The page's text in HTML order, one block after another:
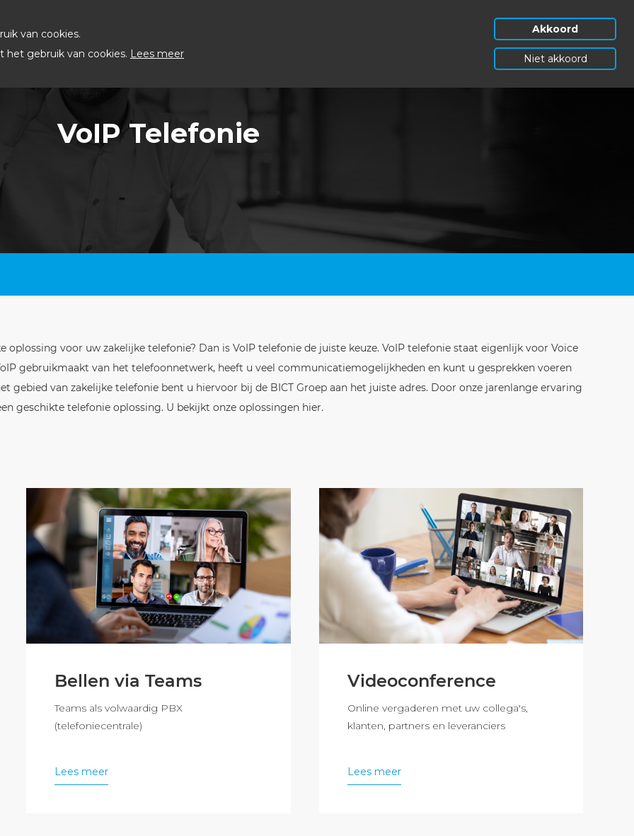
van cookies.
het gebruik van cookies. Lees meer
Akkoord
Niet akkoord
VoIP Telefonie
voor uw zakelijke telefonie? Dan is VoIP telefonie de juiste keuze. VoIP telefonie staat eigenlijk voor Voice
gebruikmaakt van het telefoonnetwerk, heeft u veel communicatiemogelijkheden en kunt u gesprekken voeren
gebied van zakelijke telefonie bent u hiervoor bij de BICT Groep aan het juiste adres. Door onze jarenlange ervaring
geschikte telefonie oplossing. U bekijkt onze oplossingen hier.
Bellen via Teams
Teams als volwaardig PBX
(telefoniecentrale)
Lees meer
Videoconference
Online vergaderen met uw collega's,
klanten, partners en leveranciers
Lees meer